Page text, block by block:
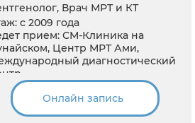
Врач МРТ и КТ
с 2009 года
прием: СМ-Клиника на
Центр МРТ Ами,
диагностический
Онлайн запись